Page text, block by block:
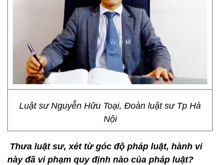
Luật sư Nguyễn Hữu Toại, Đoàn luật sư Tp Hà
Nội
Thưa luật sư, xét từ góc độ pháp luật, hành vi
này đã vi phạm quy định nào của pháp luật?